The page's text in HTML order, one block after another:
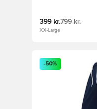
399 kr.799 kr.
XX-Large
Åbner en Modal
-50%